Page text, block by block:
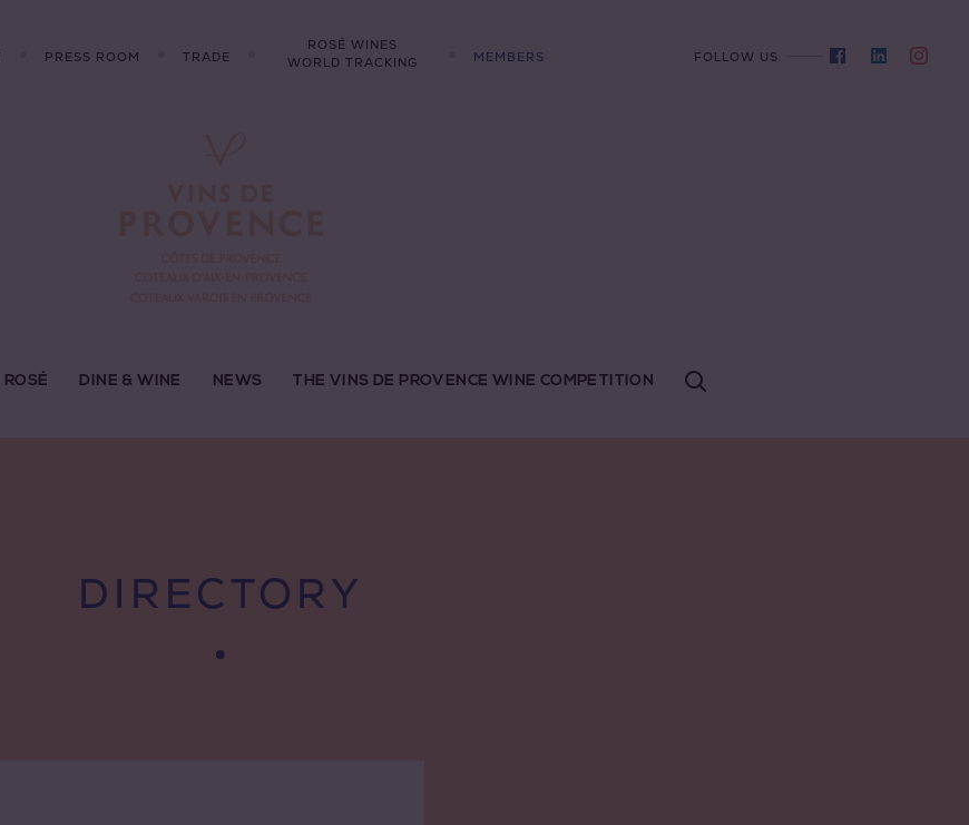
PRESS ROOM TRADE
ROSÉ WINES
WORLD TRACKING
MEMBERS FOLLOW US
ROSÉ DINE & WINE NEWS THE VINS DE PROVENCE WINE COMPETITION
DIRECTORY